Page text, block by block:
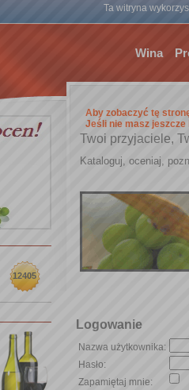
Ta witryna
Wina
12405
Aby zobaczyć tę
Jeśli nie masz jeszcze
Twoi przyjaciele,
Kataloguj, oceniaj,
Logowanie
Nazwa użytkownika:
Hasło:
Zapamiętaj mnie: